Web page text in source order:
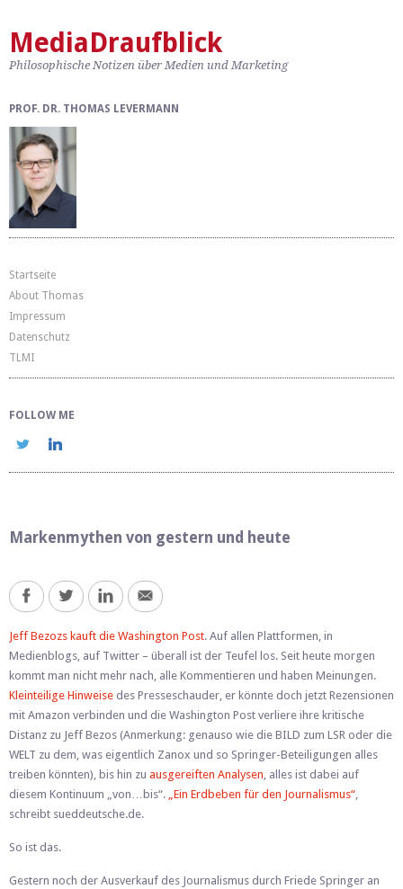
MediaDraufblick
Philosophische Notizen über Medien und Marketing
PROF. DR. THOMAS LEVERMANN
Startseite
About Thomas
Impressum
Datenschutz
TLMI
FOLLOW ME
Markenmythen von gestern und heute
Jeff Bezozs kauft die Washington Post. Auf allen Plattformen, in
Medienblogs, auf Twitter – überall ist der Teufel los. Seit heute morgen
kommt man nicht mehr nach, alle Kommentieren und haben Meinungen.
Kleinteilige Hinweise des Presseschauder, er könnte doch jetzt Rezensionen
mit Amazon verbinden und die Washington Post verliere ihre kritische
Distanz zu Jeff Bezos (Anmerkung: genauso wie die BILD zum LSR oder die
WELT zu dem, was eigentlich Zanox und so Springer-Beteiligungen alles
treiben könnten), bis hin zu ausgereiften Analysen, alles ist dabei auf
diesem Kontinuum „von…bis“. „Ein Erdbeben für den Journalismus“,
schreibt sueddeutsche.de.
So ist das.
Gestern noch der Ausverkauf des Journalismus durch Friede Springer an